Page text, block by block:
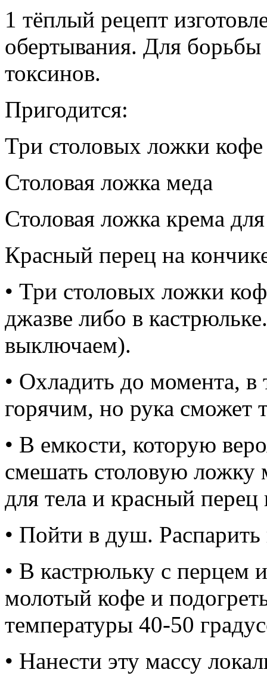
1 тёплый рецепт
обертывания. Для
токсинов.
Пригодится:
Три столовых ложки кофе
Столовая ложка меда
Столовая ложка крема для
Красный перец на
• Три столовых ложки
джазве либо в
выключаем).
• Охладить до момента, в
горячим, но рука сможет
• В емкости, которую
смешать столовую ложку
для тела и красный
• Пойти в душ.
• В кастрюльку с перцем
молотый кофе и
температуры 40-50
• Нанести эту массу